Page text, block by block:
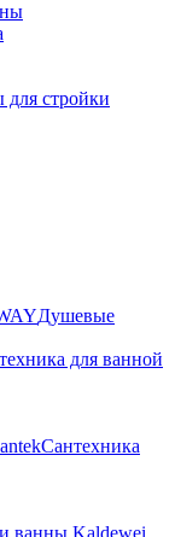
стройки
Душевые
для ванной
Сантехника
ванны Kaldewei